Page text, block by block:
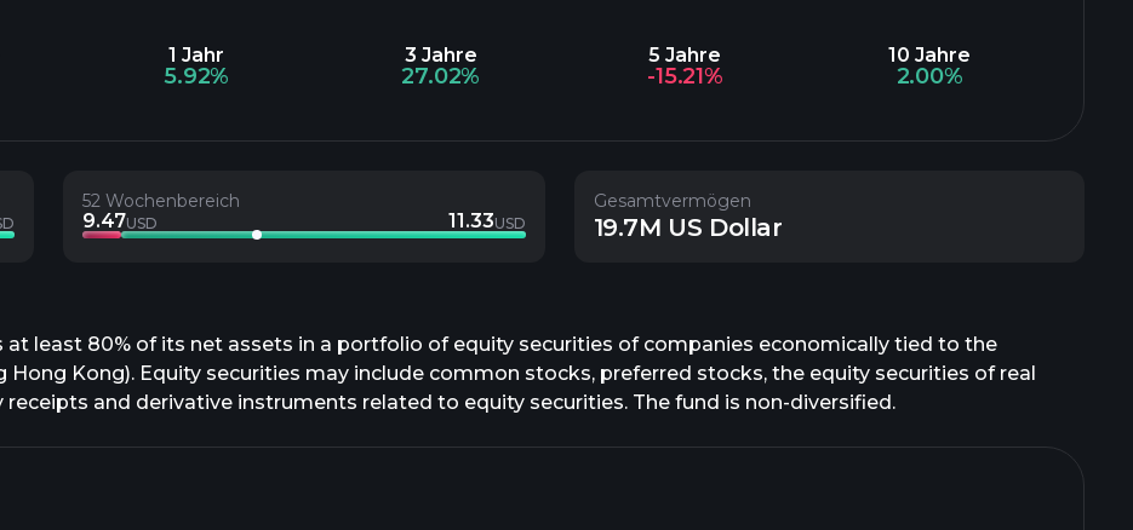
1 Jahr
5.92%
3 Jahre
27.02%
5 Jahre
-15.21%
10 Jahre
2.00%
52 Wochenbereich
9.47USD 11.33USD
Gesamtvermögen
19.7M US Dollar
least 80% of its net assets in a portfolio of equity securities of companies economically tied to the
Hong Kong). Equity securities may include common stocks, preferred stocks, the equity securities of real
and derivative instruments related to equity securities. The fund is non-diversified.